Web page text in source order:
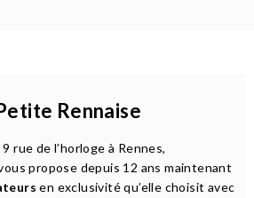
Rennaise
rue de l’horloge à Rennes,
propose depuis 12 ans maintenant
en exclusivité qu’elle choisit avec